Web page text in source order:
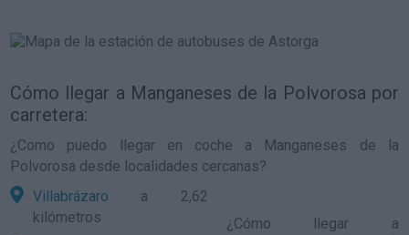
Cómo llegar a Manganeses de la Polvorosa por
carretera:
¿Como puedo llegar en coche a Manganeses de la
Polvorosa desde localidades cercanas?
Villabrázaro a 2,62
kilómetros
¿ Cómo llegar a